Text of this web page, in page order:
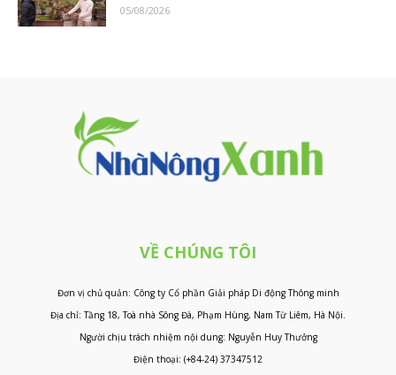
05/08/2026
VỀ CHÚNG TÔI
Đơn vị chủ quản: Công ty Cổ phần Giải pháp Di động Thông minh
Địa chỉ: Tầng 18, Toà nhà Sông Đà, Phạm Hùng, Nam Từ Liêm, Hà Nội.
Người chịu trách nhiệm nội dung: Nguyễn Huy Thưởng
Điện thoại: (+84-24) 37347512